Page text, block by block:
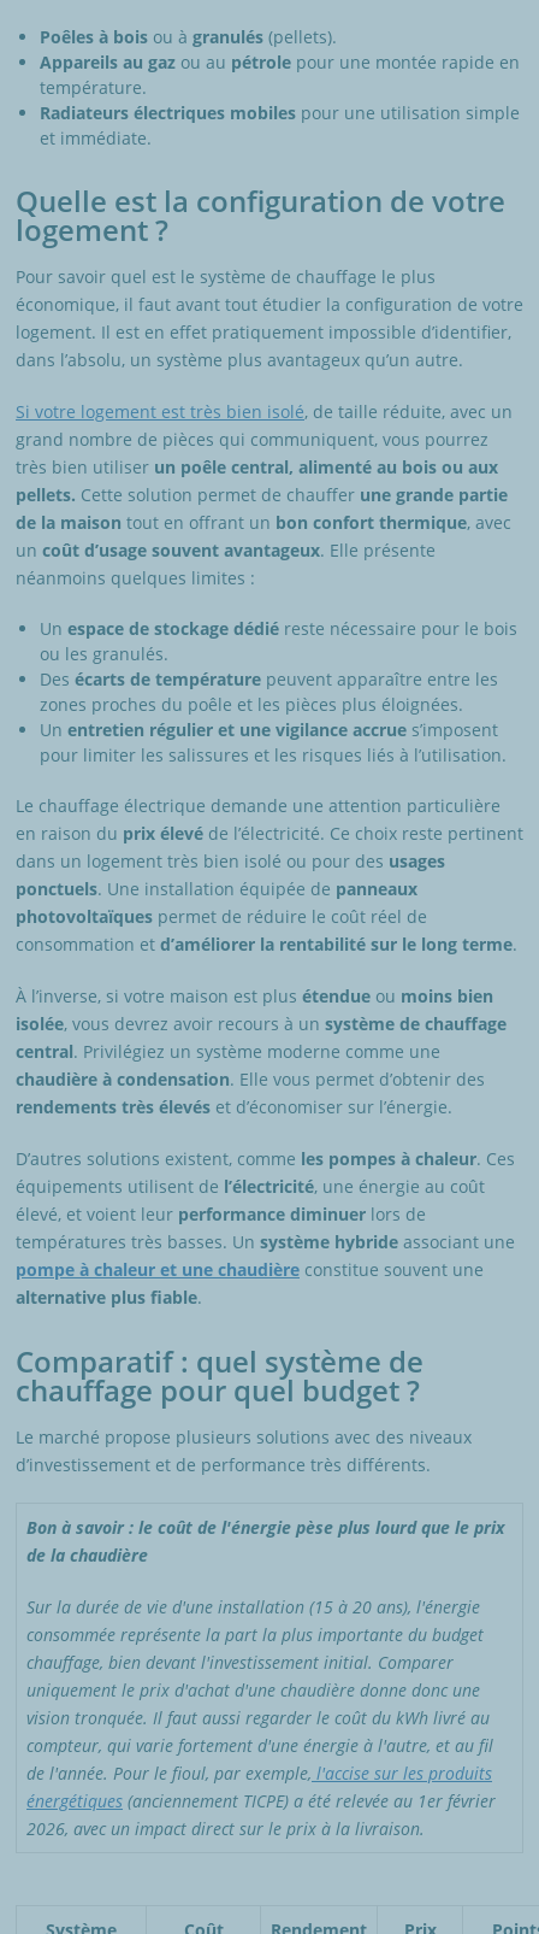
Poêles à bois ou à granulés (pellets).
Appareils au gaz ou au pétrole pour une montée rapide en
température.
Radiateurs électriques mobiles pour une utilisation simple
et immédiate.
Quelle est la configuration de votre
logement ?
Pour savoir quel est le système de chauffage le plus
économique, il faut avant tout étudier la configuration de votre
logement. Il est en effet pratiquement impossible d’identifier,
dans l’absolu, un système plus avantageux qu’un autre.
Si votre logement est très bien isolé, de taille réduite, avec un
grand nombre de pièces qui communiquent, vous pourrez
très bien utiliser un poêle central, alimenté au bois ou aux
pellets. Cette solution permet de chauffer une grande partie
de la maison tout en offrant un bon confort thermique, avec
un coût d’usage souvent avantageux. Elle présente
néanmoins quelques limites :
Un espace de stockage dédié reste nécessaire pour le bois
ou les granulés.
Des écarts de température peuvent apparaître entre les
zones proches du poêle et les pièces plus éloignées.
Un entretien régulier et une vigilance accrue s’imposent
pour limiter les salissures et les risques liés à l’utilisation.
Le chauffage électrique demande une attention particulière
en raison du prix élevé de l’électricité. Ce choix reste pertinent
dans un logement très bien isolé ou pour des usages
ponctuels. Une installation équipée de panneaux
photovoltaïques permet de réduire le coût réel de
consommation et d’améliorer la rentabilité sur le long terme.
À l’inverse, si votre maison est plus étendue ou moins bien
isolée, vous devrez avoir recours à un système de chauffage
central. Privilégiez un système moderne comme une
chaudière à condensation. Elle vous permet d’obtenir des
rendements très élevés et d’économiser sur l’énergie.
D’autres solutions existent, comme les pompes à chaleur. Ces
équipements utilisent de l’électricité, une énergie au coût
élevé, et voient leur performance diminuer lors de
températures très basses. Un système hybride associant une
pompe à chaleur et une chaudière constitue souvent une
alternative plus fiable.
Comparatif : quel système de
chauffage pour quel budget ?
Le marché propose plusieurs solutions avec des niveaux
d’investissement et de performance très différents.
Bon à savoir : le coût de l'énergie pèse plus lourd que le prix
de la chaudière
Sur la durée de vie d'une installation (15 à 20 ans), l'énergie
consommée représente la part la plus importante du budget
chauffage, bien devant l'investissement initial. Comparer
uniquement le prix d'achat d'une chaudière donne donc une
vision tronquée. Il faut aussi regarder le coût du kWh livré au
compteur, qui varie fortement d'une énergie à l'autre, et au fil
de l'année. Pour le fioul, par exemple, l'accise sur les produits
énergétiques (anciennement TICPE) a été relevée au 1er février
2026, avec un impact direct sur le prix à la livraison.